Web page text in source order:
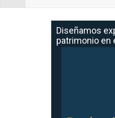
Diseñamos
patrimonio en